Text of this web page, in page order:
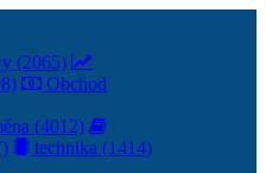
(2065)
Obchod
(4012)
technika (1414)